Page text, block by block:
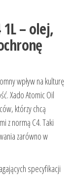
– olej,
wpływ na kulturę
Xado Atomic Oil
którzy chcą
z normą C4. Taki
zarówno w
specyfikacji